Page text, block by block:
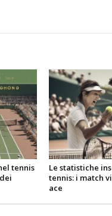
tennis
Le statistiche
tennis: i match
ace